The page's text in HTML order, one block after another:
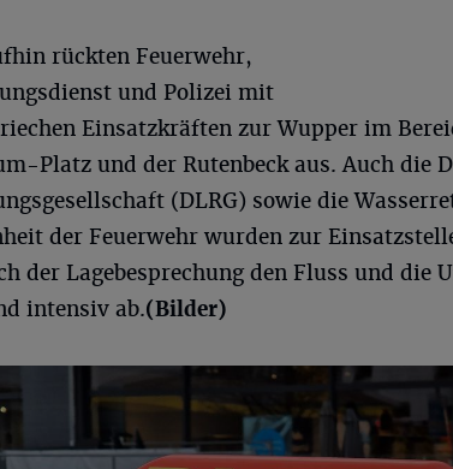
rückten Feuerwehr,
und Polizei mit
Einsatzkräften zur Wupper im
Platz und der Rutenbeck aus. Auch die
(DLRG) sowie die
der Feuerwehr wurden zur
der Lagebesprechung den Fluss und die
intensiv ab.(Bilder)